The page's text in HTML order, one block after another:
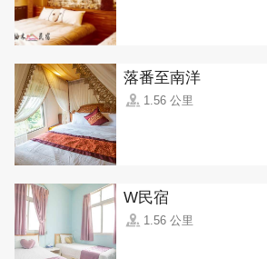
落番至南洋
1.56 公里
W民宿
1.56 公里